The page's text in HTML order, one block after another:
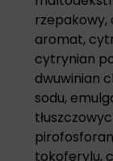
rzepakowy,
aromat,
cytrynian
dwuwinian
sodu,
tokoferylu,